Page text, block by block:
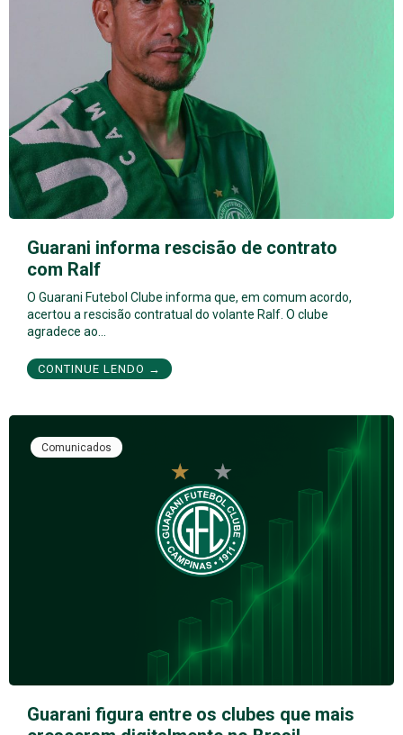
Guarani informa rescisão de contrato
com Ralf
O Guarani Futebol Clube informa que, em comum acordo,
acertou a rescisão contratual do volante Ralf. O clube
agradece ao…
CONTINUE LENDO →
Comunicados
Guarani figura entre os clubes que mais